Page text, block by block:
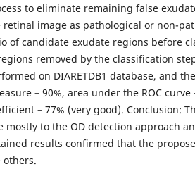
to eliminate remaining false
retinal image as pathological or non-
of candidate exudate regions before
removed by the classification
on DIARETDB1 database, and
– 90%, area under the ROC
– 77% (very good). Conclusion:
mostly to the OD detection approach
results confirmed that the
others.